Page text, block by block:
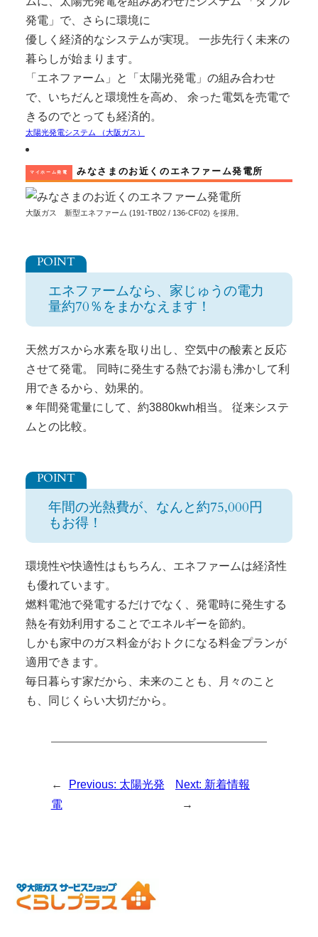
発電」で、さらに環境に
優しく経済的なシステムが実現。 一歩先行く未来の
暮らしが始まります。
「エネファーム」と「太陽光発電」の組み合わせ
で、いちだんと環境性を高め、 余った電気を売電で
きるのでとっても経済的。
太陽光発電システム （大阪ガス）
マイホーム発電 みなさまのお近くのエネファーム発電所
大阪ガス 新型エネファーム (191-TB02 / 136-CF02) を採用。
エネファームなら、家じゅうの電力
量約70％をまかなえます！
天然ガスから水素を取り出し、空気中の酸素と反応
させて発電。 同時に発生する熱でお湯も沸かして利
用できるから、効果的。
※ 年間発電量にして、約3880kwh相当。 従来システ
ムとの比較。
年間の光熱費が、なんと約75,000円
もお得！
環境性や快適性はもちろん、エネファームは経済性
も優れています。
燃料電池で発電するだけでなく、発電時に発生する
熱を有効利用することでエネルギーを節約。
しかも家中のガス料金がおトクになる料金プランが
適用できます。
毎日暮らす家だから、未来のことも、月々のこと
も、同じくらい大切だから。
← Previous: 太陽光発
電
Next: 新着情報
→